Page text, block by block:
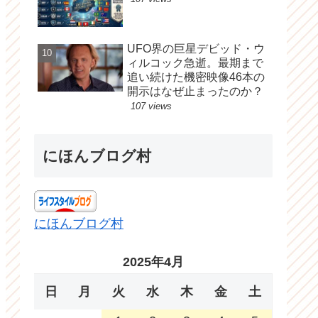
UFO界の巨星デビッド・ウ
ィルコック急逝。最期まで
追い続けた機密映像46本の
開示はなぜ止まったのか？
107 views
にほんブログ村
にほんブログ村
2025年4月
日 月 火 水 木 金 土